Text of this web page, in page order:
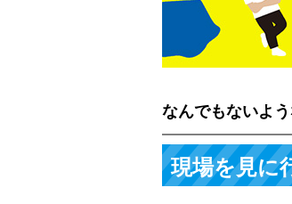
なんでもないよ
現場を見に